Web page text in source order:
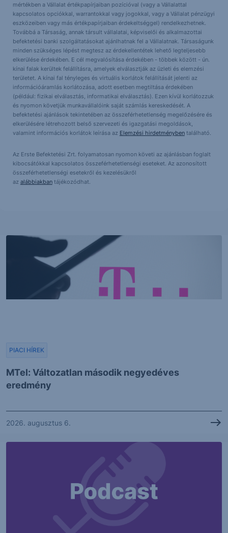
mértékben a Vállalat értékpapírjaiban pozícióval (vagy a Vállalattal
kapcsolatos opciókkal, warrantokkal vagy jogokkal, vagy a Vállalat pénzügyi
eszközeiben vagy más értékpapírjaiban érdekeltséggel) rendelkezhetnek.
Továbbá a Társaság, annak társult vállalatai, képviselői és alkalmazottai
befektetési banki szolgáltatásokat ajánlhatnak fel a Vállalatnak. Társaságunk
minden szükséges lépést megtesz az érdekellentétek lehető legteljesebb
elkerülése érdekében. E cél megvalósítása érdekében - többek között - ún.
kínai falak kerültek felállításra, amelyek elválasztják az üzleti és elemzési
területet. A kínai fal tényleges és virtuális korlátok felállítását jelenti az
információáramlás korlátozása, adott esetben megtiltása érdekében
(például: fizikai elválasztás, informatikai elválasztás). Ezen kívül korlátozzuk
és nyomon követjük munkavállalóink saját számlás kereskedését. A
befektetési ajánlások tekintetében az összeférhetetlenség megelőzésére és
elkerülésére létrehozott belső szervezeti és igazgatási megoldások,
valamint információs korlátok leírása az Elemzési hirdetménybentalálható.
Az Erste Befektetési Zrt. folyamatosan nyomon követi az ajánlásban foglalt
kibocsátókkal kapcsolatos összeférhetetlenségi eseteket. Az azonosított
összeférhetetlenségi esetekről és kezelésükről
az alábbiakbantájékozódhat.
MTel: Változatlan második negyedéves
eredmény
PIACI HÍREK
2026. augusztus 6.